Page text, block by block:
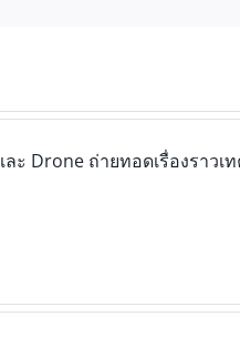
ะ Drone ถ่ายทอดเรื่องรา